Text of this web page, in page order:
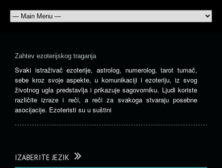
Zahtev ezoterijskog traganja
Svaki istraživač ezoterije, astrolog, numerolog, tarot tumač,
sebe kroz svoje aspekte, u komunikaciji i ezoteriju, iz svog
životnog ugla predstavlja i prikazuje sagovorniku. Ljudi koriste
različite izraze i reči, a reči za svakoga stvaraju posebne
asocijacije. Ezoteristi su u suštini
IZABERITE JEZIK